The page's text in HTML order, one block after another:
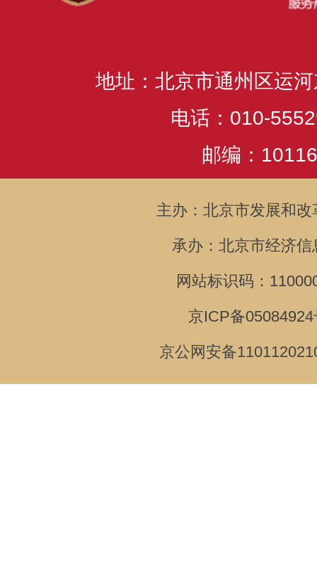
地址：北京市通州区运
电话：010-
邮编：
主办：北京市发展和改
承办：北京市经济信
网站标识码：
京ICP备
京公网安备